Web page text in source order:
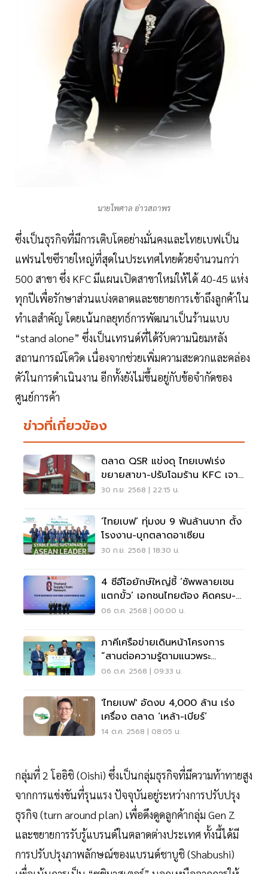
นายไพศาล อ่าวสถาพร
ซึ่งเป็นธุรกิจที่มีการเติบโตอย่างมั่นคงและไทยเบฟเป็น
แฟรนไชซีรายใหญ่ที่สุดในประเทศไทยด้วยจำนวนกว่า
500 สาขา ซึ่ง KFC มีแผนเปิดสาขาใหม่ให้ได้ 40-45 แห่ง
ทุกปีเพื่อรักษาส่วนแบ่งตลาดและขยายการเข้าถึงลูกค้าใน
ทำเลสำคัญ โดยเน้นกลยุทธ์การพัฒนาเป็นร้านแบบ
“stand alone” ซึ่งเป็นเทรนด์ที่ได้รับความนิยมหลัง
สถานการณ์โควิด เนื่องจากช่วยเพิ่มความสะดวกและคล่อง
ตัวในการดำเนินงาน อีกทั้งยังไม่ขึ้นอยู่กับข้อจำกัดของ
ศูนย์การค้า
ข่าวที่เกี่ยวข้อง
ตลาด QSR แข่งดุ ไทยเบฟเร่ง
ขยายสาขา-ปรับโฉมร้าน KFC เจาะ
กลุ่มคนรุ่นใหม่
30 ก.ย. 2568 | 22:15 น.
‘ไทยเบฟ’ ทุ่มงบ 9 พันล้านบาท ตั้ง
โรงงาน-บุกตลาดอาเซียน
30 ก.ย. 2568 | 18:30 น.
4 ซีอีโอยักษ์ใหญ่ชี้ ‘ซัพพลายเชน
แตกขั้ว’ เอกชนไทยต้อง คิดครบ-
เรียนรู้ใหม่
06 ต.ค. 2568 | 00:00 น.
ภาคีเครือข่ายเดินหน้าโครงการ
“สานต่อความรู้ตามแนวพระ
ราชดำริ” ปลูกแนวคิดพอเพียงสู่
06 ต.ค. 2568 | 09:33 น.
'ไทยเบฟ' อัดงบ 4,000 ล้าน เร่ง
เครื่อง ตลาด ‘เหล้า-เบียร์’
14 ต.ค. 2568 | 08:05 น.
กลุ่มที่ 2 โออิชิ (Oishi) ซึ่งเป็นกลุ่มธุรกิจที่มีความท้าทายสูง
จากการแข่งขันที่รุนแรง ปัจจุบันอยู่ระหว่างการปรับปรุง
ธุรกิจ (turn around plan) เพื่อดึงดูดลูกค้ากลุ่ม Gen Z
และขยายการรับรู้แบรนด์ในตลาดต่างประเทศ ทั้งนี้ได้มี
การปรับปรุงภาพลักษณ์ของแบรนด์ชาบูชิ (Shabushi)